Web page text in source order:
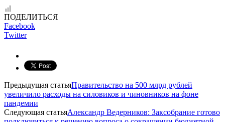
ПОДЕЛИТЬСЯ
Facebook
Twitter
Предыдущая статьяПравительство на 500 млрд рублей
увеличило расходы на силовиков и чиновников на фоне
пандемии
Следующая статьяАлександр Ведерников: Заксобрание готово